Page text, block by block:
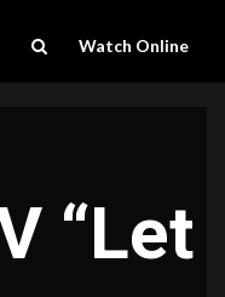
Watch Online
“Let